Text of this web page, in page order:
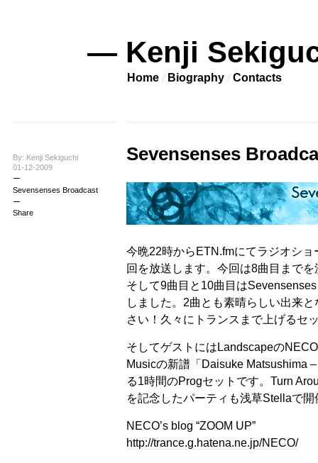
— Kenji
Home Biography Contacts
By: Kenji Sekiguchi
01-12-2009
Sevensenses Broadcast
Share
Sevensenses
今晩22時からETN.fmにてラジオシ
回を放送します。今回は8曲目まで
そして9曲目と10曲目は
しました。2曲とも素晴らしい出来
さい！久々にトランスまで上げるセ
そしてゲストにはLandscapeの
Musicの新譜「Daisuke Matsushima
る1時間のProgセットです。Turn
を記念したパーティも浅草Stellaで
NECO’s blog “ZOOM UP”
http://trance.g.hatena.ne.jp/NECO/